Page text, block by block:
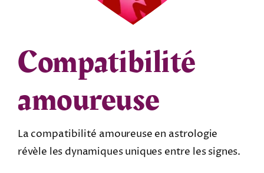
Compatibilité
amoureuse
La compatibilité amoureuse en astrologie
révèle les dynamiques uniques entre les signes.